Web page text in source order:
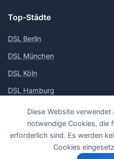
Top-Städte
DSL Berlin
DSL München
DSL Köln
DSL Hamburg
DSL Frankfurt
© 2026
Diese Website
notwendige Cookies, die
erforderlich sind. Es werden
Cookies